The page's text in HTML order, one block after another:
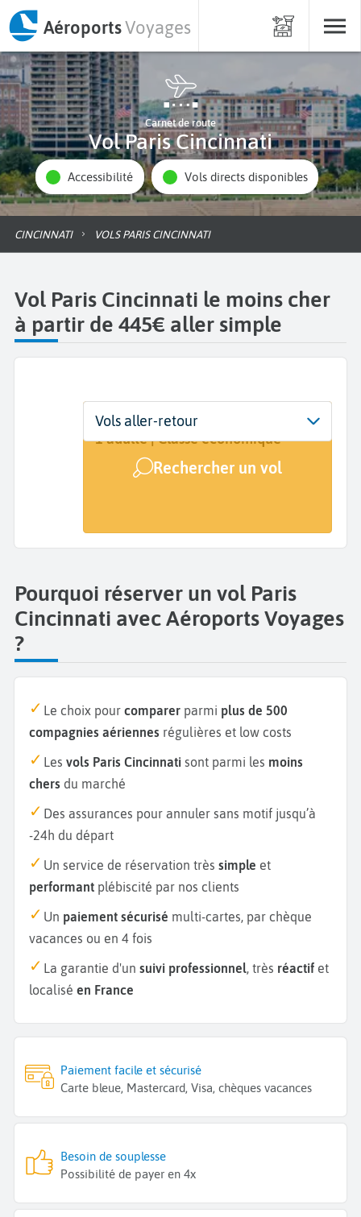
AéroportsVoyages
Carnet de route
Vol Paris Cincinnati
Accessibilité Vols directs disponibles
CINCINNATI VOLS PARIS CINCINNATI
Vol Paris Cincinnati le moins cher
à partir de 445€ aller simple
Départ
Paris (PAR)
Dates
Dates de votre voyage
Voyageurs | Classe
1 adulte | Classe économique
Rechercher un vol
Vols aller-retour
Pourquoi réserver un vol Paris
Cincinnati avec Aéroports Voyages
?
Le choix pour comparer parmi plus de 500
compagnies aériennes régulières et low costs
Les vols Paris Cincinnati sont parmi les moins
chers du marché
Des assurances pour annuler sans motif jusqu’à
-24h du départ
Un service de réservation très simple et
performant plébiscité par nos clients
Un paiement sécurisé multi-cartes, par chèque
vacances ou en 4 fois
La garantie d'un suivi professionnel, très réactif et
localisé en France
Paiement facile et sécurisé
Carte bleue, Mastercard, Visa, chèques vacances
Besoin de souplesse
Possibilité de payer en 4x